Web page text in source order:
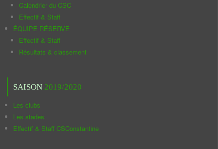
Calendrier du CSC
Effectif & Staff
ÉQUIPE RÉSERVE
Effectif & Staff
Résultats & classement
SAISON 2019/2020
Les clubs
Les stades
Effectif & Staff CSConstantine